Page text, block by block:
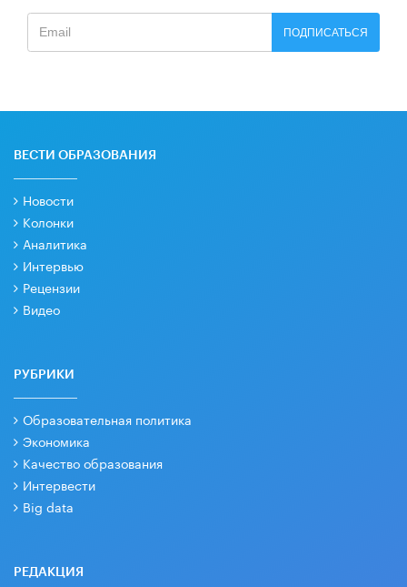
ПОДПИСАТЬСЯ
ВЕСТИ ОБРАЗОВАНИЯ
Новости
Колонки
Аналитика
Интервью
Рецензии
Видео
РУБРИКИ
Образовательная политика
Экономика
Качество образования
Интервести
Big data
РЕДАКЦИЯ